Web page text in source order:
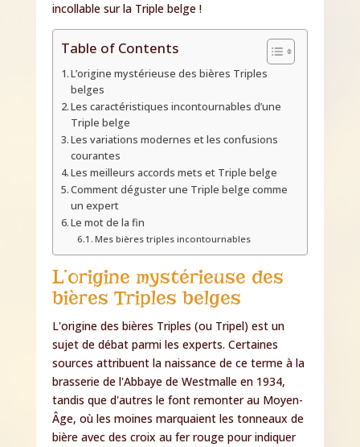
incollable sur la Triple belge !
Table of Contents
L’origine mystérieuse des bières Triples
belges
Les caractéristiques incontournables d’une
Triple belge
Les variations modernes et les confusions
courantes
Les meilleurs accords mets et Triple belge
Comment déguster une Triple belge comme
un expert
Le mot de la fin
Mes bières triples incontournables
L’origine mystérieuse des
bières Triples belges
L'origine des bières Triples (ou Tripel) est un
sujet de débat parmi les experts. Certaines
sources attribuent la naissance de ce terme à la
brasserie de l'Abbaye de Westmalle en 1934,
tandis que d'autres le font remonter au Moyen-
Âge, où les moines marquaient les tonneaux de
bière avec des croix au fer rouge pour indiquer